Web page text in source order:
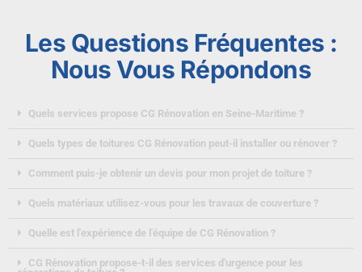
Les Questions Fréquentes :
Nous Vous Répondons
Quels services propose CG Rénovation en Seine-Maritime ?
Quels types de toitures CG Rénovation peut-il installer ou rénover ?
Comment puis-je obtenir un devis pour mon projet de toiture ?
Quels matériaux utilisez-vous pour les travaux de couverture ?
Quelle est l'expérience de l'équipe de CG Rénovation ?
CG Rénovation propose-t-il des services d'urgence pour les